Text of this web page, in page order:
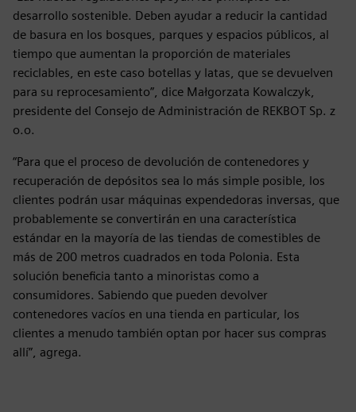
desarrollo sostenible. Deben ayudar a reducir la cantidad
de basura en los bosques, parques y espacios públicos, al
tiempo que aumentan la proporción de materiales
reciclables, en este caso botellas y latas, que se devuelven
para su reprocesamiento”, dice Małgorzata Kowalczyk,
presidente del Consejo de Administración de REKBOT Sp. z
o.o.
“Para que el proceso de devolución de contenedores y
recuperación de depósitos sea lo más simple posible, los
clientes podrán usar máquinas expendedoras inversas, que
probablemente se convertirán en una característica
estándar en la mayoría de las tiendas de comestibles de
más de 200 metros cuadrados en toda Polonia. Esta
solución beneficia tanto a minoristas como a
consumidores. Sabiendo que pueden devolver
contenedores vacíos en una tienda en particular, los
clientes a menudo también optan por hacer sus compras
allí”, agrega.